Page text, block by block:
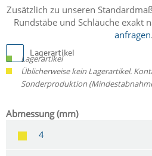
Zusätzlich zu unseren
Rundstäbe und Schläuche exakt
anfragen.
Lagerartikel
Lagerartikel
Üblicherweise kein Lagerartikel.
Sonderproduktion
Abmessung (mm)
4